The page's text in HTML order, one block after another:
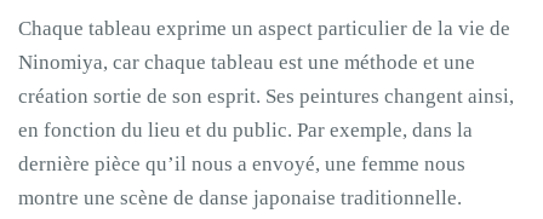
Chaque tableau exprime un aspect particulier de la vie de
Ninomiya, car chaque tableau est une méthode et une
création sortie de son esprit. Ses peintures changent ainsi,
en fonction du lieu et du public. Par exemple, dans la
dernière pièce qu’il nous a envoyé, une femme nous
montre une scène de danse japonaise traditionnelle.